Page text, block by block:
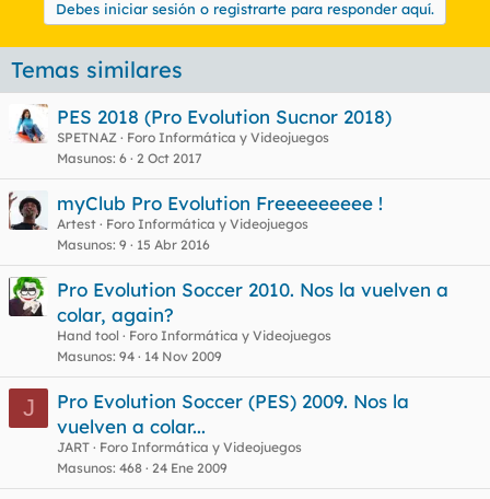
Debes iniciar sesión o registrarte para responder aquí.
Temas similares
PES 2018 (Pro Evolution Sucnor 2018)
SPETNAZ
Foro Informática y Videojuegos
Masunos 6 2 Oct 2017
myClub Pro Evolution Freeeeeeeee !
Artest
Foro Informática y Videojuegos
Masunos 9 15 Abr 2016
Pro Evolution Soccer 2010. Nos la vuelven a
colar, again?
Hand tool
Foro Informática y Videojuegos
Masunos 94 14 Nov 2009
J
Pro Evolution Soccer (PES) 2009. Nos la
vuelven a colar...
JART
Foro Informática y Videojuegos
Masunos 468 24 Ene 2009